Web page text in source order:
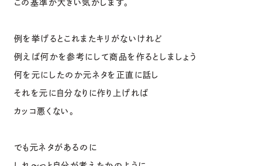
この基準が大きい気がします。
例を挙げるとこれまたキリがないけれど
例えば何かを参考にして商品を作るとしましょう
何を元にしたのか元ネタを正直に話し
それを元に自分なりに作り上げれば
カッコ悪くない。
でも元ネタがあるのに